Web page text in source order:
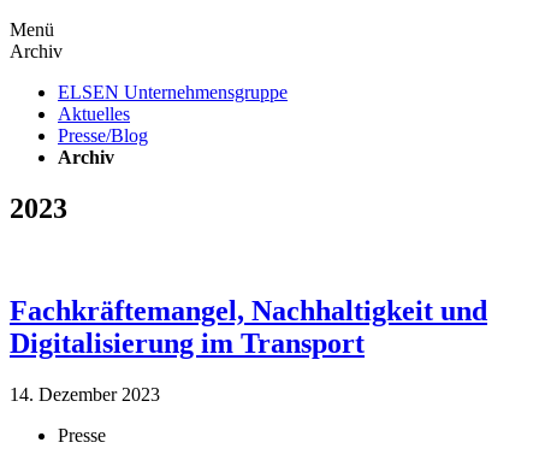
Menü
Archiv
ELSEN Unternehmensgruppe
Aktuelles
Presse/Blog
Archiv
2023
Fachkräftemangel, Nachhaltigkeit und
Digitalisierung im Transport
14. Dezember 2023
Presse